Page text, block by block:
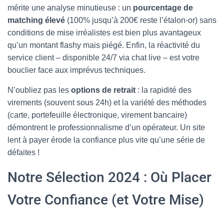
mérite une analyse minutieuse : un pourcentage de
matching élevé (100% jusqu’à 200€ reste l’étalon-or) sans
conditions de mise irréalistes est bien plus avantageux
qu’un montant flashy mais piégé. Enfin, la réactivité du
service client – disponible 24/7 via chat live – est votre
bouclier face aux imprévus techniques.
N’oubliez pas les options de retrait : la rapidité des
virements (souvent sous 24h) et la variété des méthodes
(carte, portefeuille électronique, virement bancaire)
démontrent le professionnalisme d’un opérateur. Un site
lent à payer érode la confiance plus vite qu’une série de
défaites !
Notre Sélection 2024 : Où Placer
Votre Confiance (et Votre Mise)